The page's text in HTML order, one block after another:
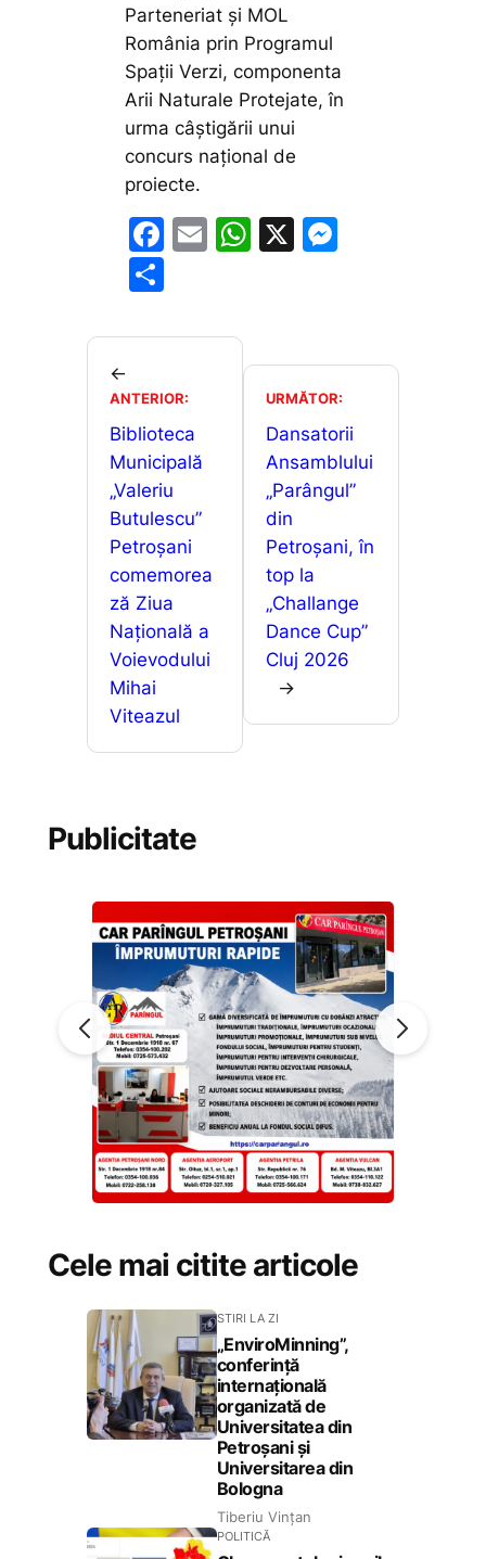
Parteneriat și MOL
România prin Programul
Spații Verzi, componenta
Arii Naturale Protejate, în
urma câștigării unui
concurs național de
proiecte.
F
e
o
o
k
E
l
W
A
p
p
X
e
n
g
er
ta
a
z
ă
←
ANTERIOR:
Biblioteca
Municipală
„Valeriu
Butulescu”
Petroșani
comemorea
ză Ziua
Națională a
Voievodului
Mihai
Viteazul
URMĂTOR:
Dansatorii
Ansamblului
„Parângul”
din
Petroșani, în
top la
„Challange
Dance Cup”
Cluj 2026
→
Publicitate
Cele mai citite articole
STIRI LA ZI
„EnviroMinning”,
conferință
internațională
organizată de
Universitatea din
Petroșani și
Universitarea din
Bologna
Tiberiu Vințan
POLITICĂ